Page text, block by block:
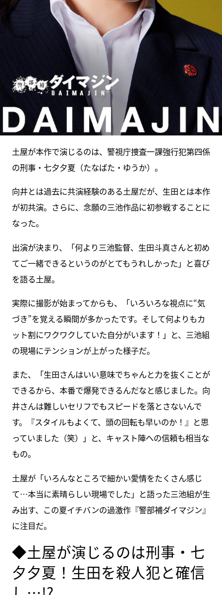
土屋が本作で演じるのは、警視庁捜査一課強行犯第四係
の刑事・七夕夕夏（たなばた・ゆうか）。
向井とは過去に共演経験のある土屋だが、生田とは本作
が初共演。さらに、念願の三池作品に初参戦することに
なった。
出演が決まり、「何より三池監督、生田斗真さんと初め
てご一緒できるというのがとてもうれしかった」と喜び
を語る土屋。
実際に撮影が始まってからも、「いろいろな視点に“気
づき”を覚える瞬間が多かったです。そして何よりもカ
ット割にワクワクしていた自分がいます！」と、三池組
の現場にテンションが上がった様子だ。
また、「生田さんはいい意味でちゃんと力を抜くことが
できるから、本番で爆発できるんだなと感じました。向
井さんは難しいセリフでもスピードを落とさないんで
す。『スタイルもよくて、頭の回転も早いのか！』と思
っていました（笑）」と、キャスト陣への信頼も相当な
もの。
土屋が「いろんなところで細かい愛情をたくさん感じ
て…本当に素晴らしい現場でした」と語った三池組が生
み出す、この夏イチバンの過激作『警部補ダイマジン』
に注目だ。
◆土屋が演じるのは刑事・七
夕夕夏！生田を殺人犯と確信